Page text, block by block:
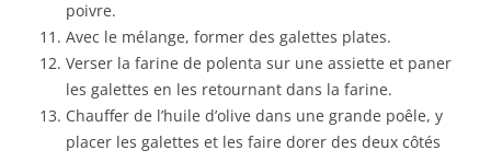
poivre.
Avec le mélange, former des galettes plates.
Verser la farine de polenta sur une assiette et paner
les galettes en les retournant dans la farine.
Chauffer de l’huile d’olive dans une grande poêle, y
placer les galettes et les faire dorer des deux côtés